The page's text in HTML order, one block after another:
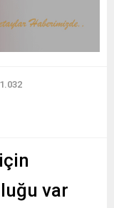
1.032
var